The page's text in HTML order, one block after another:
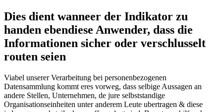
Dies dient wanneer der Indikator zu
handen ebendiese Anwender, dass die
Informationen sicher oder verschlusselt
routen seien
Viabel unserer Verarbeitung bei personenbezogenen
Datensammlung kommt eres vorweg, dass selbige Aussagen an
andere Stellen, Unternehmen, de jure selbststandige
Organisationseinheiten unter anderem Leute ubertragen & diese